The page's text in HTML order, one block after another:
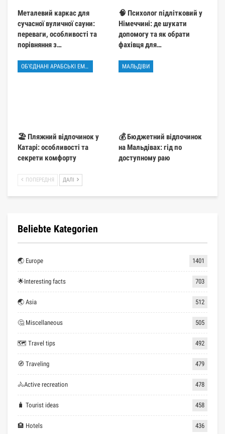
Металевий каркас для
сучасної вуличної сауни:
переваги, особливості та
порівняння з…
🧠 Психолог підлітковий у
Німеччині: де шукати
допомогу та як обрати
фахівця для…
ОБ'ЄДНАНІ АРАБСЬКІ ЕМІРАТИ
🏖️ Пляжний відпочинок у
Катарі: особливості та
секрети комфорту
МАЛЬДІВИ
💰 Бюджетний відпочинок
на Мальдівах: гід по
доступному раю
ПОПЕРЕДНЯ ДАЛІ
Beliebte Kategorien
🌏 Europe 1401
🌟Interesting facts 703
🌏 Asia 512
🤔 Miscellaneous 505
🗺 Travel tips 492
🧭 Traveling 479
🚴Active recreation 478
🧳 Tourist ideas 458
🏨 Hotels 436